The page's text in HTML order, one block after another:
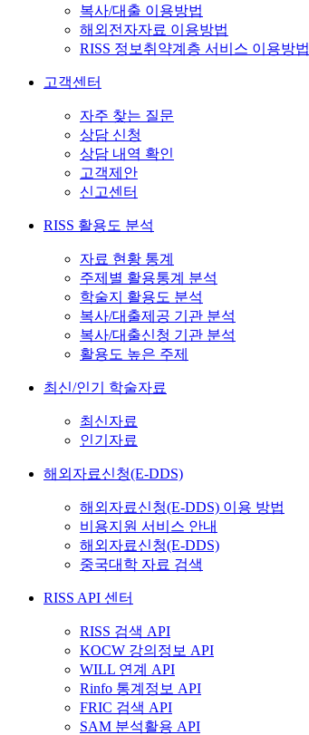
복사/대출 이용방법
해외전자자료 이용방법
RISS 정보취약계층 서비스 이용방법
고객센터
자주 찾는 질문
상담 신청
상담 내역 확인
고객제안
신고센터
RISS 활용도 분석
자료 현황 통계
주제별 활용통계 분석
학술지 활용도 분석
복사/대출제공 기관 분석
복사/대출신청 기관 분석
활용도 높은 주제
최신/인기 학술자료
최신자료
인기자료
해외자료신청(E-DDS)
해외자료신청(E-DDS) 이용 방법
비용지원 서비스 안내
해외자료신청(E-DDS)
중국대학 자료 검색
RISS API 센터
RISS 검색 API
KOCW 강의정보 API
WILL 연계 API
Rinfo 통계정보 API
FRIC 검색 API
SAM 분석활용 API